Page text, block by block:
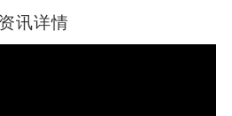
资讯详情